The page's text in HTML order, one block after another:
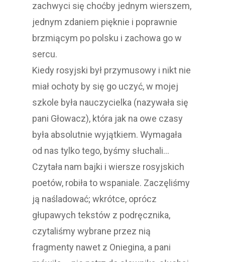
zachwyci się choćby jednym wierszem,
jednym zdaniem pięknie i poprawnie
brzmiącym po polsku i zachowa go w
sercu.
Kiedy rosyjski był przymusowy i nikt nie
miał ochoty by się go uczyć, w mojej
szkole była nauczycielka (nazywała się
pani Głowacz), która jak na owe czasy
była absolutnie wyjątkiem. Wymagała
od nas tylko tego, byśmy słuchali…
Czytała nam bajki i wiersze rosyjskich
poetów, robiła to wspaniale. Zaczęliśmy
ją naśladować; wkrótce, oprócz
głupawych tekstów z podręcznika,
czytaliśmy wybrane przez nią
fragmenty nawet z Oniegina, a pani